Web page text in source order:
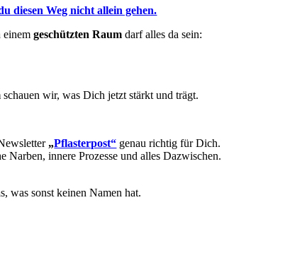
diesen Weg nicht allein gehen.
einem geschützten Raum darf alles da sein:
schauen wir, was Dich jetzt stärkt und trägt.
„Pflasterpost“ genau richtig für Dich.
Narben, innere Prozesse und alles Dazwischen.
was sonst keinen Namen hat.